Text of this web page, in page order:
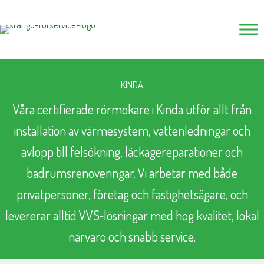
till
KINDA
Våra certifierade rörmokare i Kinda utför allt från
installation av värmesystem, vattenledningar och
avlopp till felsökning, läckagereparationer och
badrumsrenoveringar. Vi arbetar med både
privatpersoner, företag och fastighetsägare, och
levererar alltid VVS‑lösningar med hög kvalitet, lokal
närvaro och snabb service.